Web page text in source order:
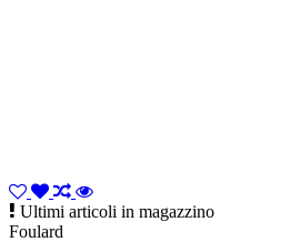
Ultimi articoli in magazzino
Foulard